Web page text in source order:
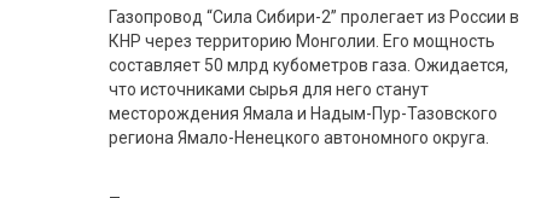
Газопровод “Сила Сибири-2” пролегает из России в
КНР через территорию Монголии. Его мощность
составляет 50 млрд кубометров газа. Ожидается,
что источниками сырья для него станут
месторождения Ямала и Надым-Пур-Тазовского
региона Ямало-Ненецкого автономного округа.